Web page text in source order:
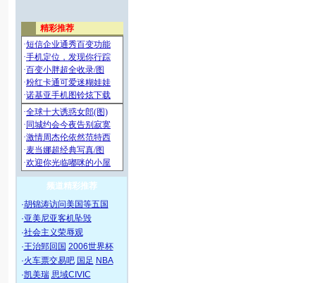
频道精彩推荐
·胡锦涛访问美国等五国
·亚美尼亚客机坠毁
·社会主义荣辱观
·王治郅回国 2006世界杯
·火车票交易吧 国足 NBA
·凯美瑞 思域CIVIC